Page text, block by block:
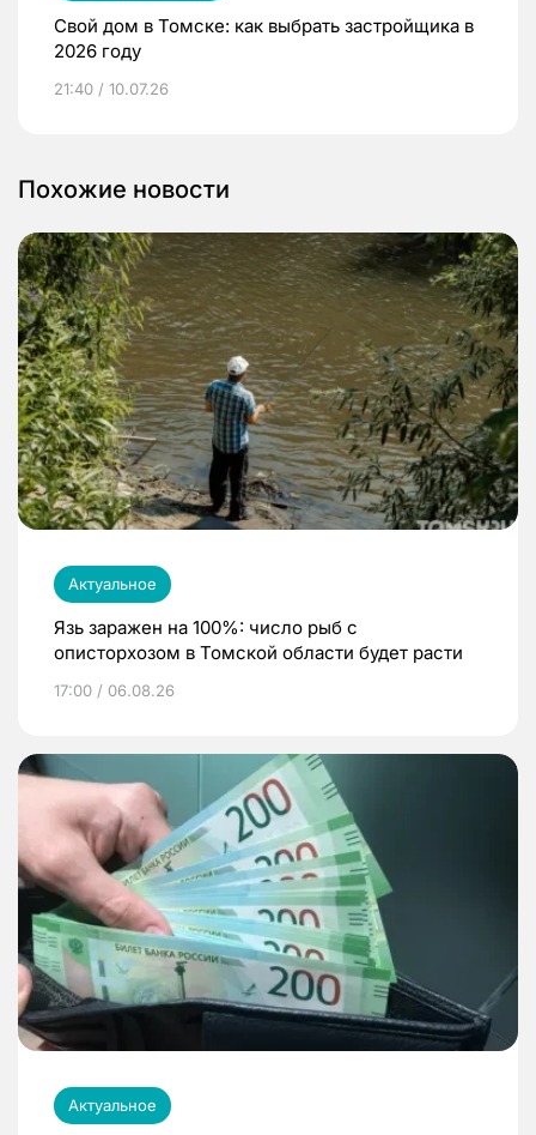
Свой дом в Томске: как выбрать застройщика в
2026 году
21:40 / 10.07.26
Похожие новости
Актуальное
Язь заражен на 100%: число рыб с
описторхозом в Томской области будет расти
17:00 / 06.08.26
Актуальное